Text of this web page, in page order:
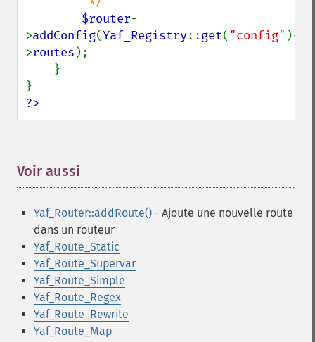
$router-
>addConfig(Yaf_Registry::get( "config" )-
>routes );
?>
Voir aussi
Yaf_Router::addRoute() - Ajoute une nouvelle route
dans un routeur
Yaf_Route_Static
Yaf_Route_Supervar
Yaf_Route_Simple
Yaf_Route_Regex
Yaf_Route_Rewrite
Yaf_Route_Map